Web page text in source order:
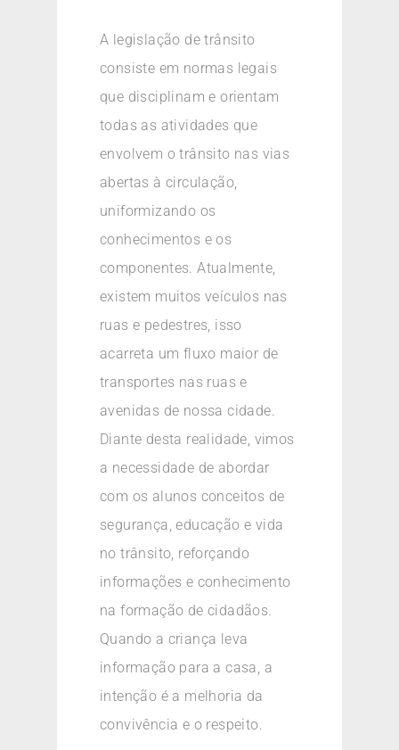
A legislação de trânsito
consiste em normas legais
que disciplinam e orientam
todas as atividades que
envolvem o trânsito nas vias
abertas à circulação,
uniformizando os
conhecimentos e os
componentes. Atualmente,
existem muitos veículos nas
ruas e pedestres, isso
acarreta um fluxo maior de
transportes nas ruas e
avenidas de nossa cidade.
Diante desta realidade, vimos
a necessidade de abordar
com os alunos conceitos de
segurança, educação e vida
no trânsito, reforçando
informações e conhecimento
na formação de cidadãos.
Quando a criança leva
informação para a casa, a
intenção é a melhoria da
convivência e o respeito.